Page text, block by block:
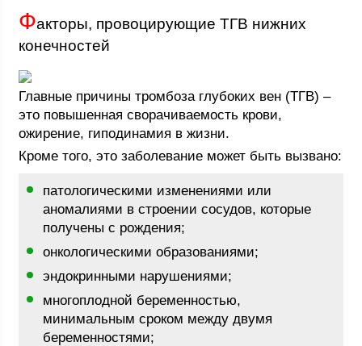
Факторы, провоцирующие ТГВ нижних
конечностей
Главные причины тромбоза глубоких вен (ТГВ) –
это повышенная сворачиваемость крови,
ожирение, гиподинамия в жизни.
Кроме того, это заболевание может быть вызвано:
патологическими изменениями или
аномалиями в строении сосудов, которые
получены с рождения;
онкологическими образованиями;
эндокринными нарушениями;
многоплодной беременностью,
минимальным сроком между двумя
беременностями;